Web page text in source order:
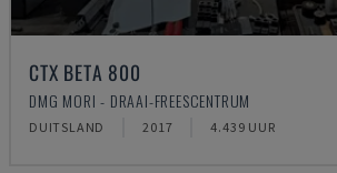
CTX BETA 800
DMG MORI - DRAAI-FREESCENTRUM
DUITSLAND 2017 4.439 UUR